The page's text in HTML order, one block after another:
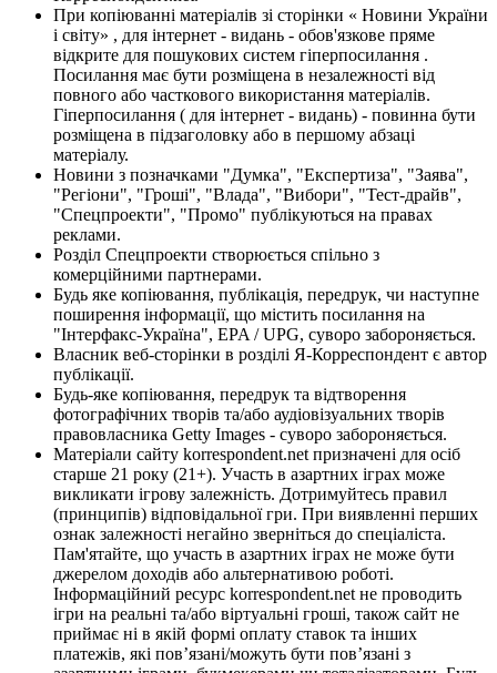
При копіюванні матеріалів зі сторінки « Новини України
і світу» , для інтернет - видань - обов'язкове пряме
відкрите для пошукових систем гіперпосилання .
Посилання має бути розміщена в незалежності від
повного або часткового використання матеріалів.
Гіперпосилання ( для інтернет - видань) - повинна бути
розміщена в підзаголовку або в першому абзаці
матеріалу.
Новини з позначками "Думка", "Експертиза", "Заява",
"Регіони", "Гроші", "Влада", "Вибори", "Тест-драйв",
"Спецпроекти", "Промо" публікуються на правах
реклами.
Розділ Спецпроекти створюється спільно з
комерційними партнерами.
Будь яке копіювання, публікація, передрук, чи наступне
поширення інформації, що містить посилання на
"Інтерфакс-Україна", EPA / UPG, суворо забороняється.
Власник веб-сторінки в розділі Я-Корреспондент є автор
публікації.
Будь-яке копіювання, передрук та відтворення
фотографічних творів та/або аудіовізуальних творів
правовласника Getty Images - суворо забороняється.
Матеріали сайту korrespondent.net призначені для осіб
старше 21 року (21+). Участь в азартних іграх може
викликати ігрову залежність. Дотримуйтесь правил
(принципів) відповідальної гри. При виявленні перших
ознак залежності негайно зверніться до спеціаліста.
Пам'ятайте, що участь в азартних іграх не може бути
джерелом доходів або альтернативою роботі.
Інформаційний ресурс korrespondent.net не проводить
ігри на реальні та/або віртуальні гроші, також сайт не
приймає ні в якій формі оплату ставок та інших
платежів, які пов’язані/можуть бути пов’язані з